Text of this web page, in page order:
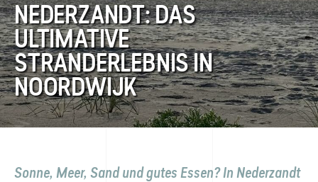
NEDERZANDT: DAS
ULTIMATIVE
STRANDERLEBNIS IN
NOORDWIJK
Sonne, Meer, Sand und gutes Essen? In Nederzandt